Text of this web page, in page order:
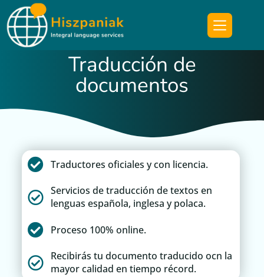
Traducción de
documentos
Traductores oficiales y con licencia.
Servicios de traducción de textos en
lenguas española, inglesa y polaca.
Proceso 100% online.
Recibirás tu documento traducido ocn la
mayor calidad en tiempo récord.